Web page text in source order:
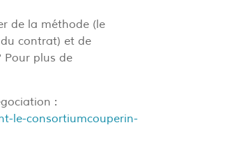
de la méthode (le
contrat) et de
Pour plus de
:
le-consortiumcouperin-